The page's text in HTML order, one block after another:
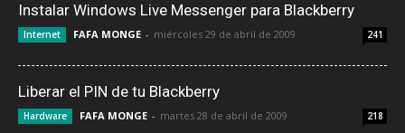
Instalar Windows Live Messenger para Blackberry
Internet FAFA MONGE - miércoles 29 de abril de 2009 241
Liberar el PIN de tu Blackberry
Hardware FAFA MONGE - martes 28 de abril de 2009 218